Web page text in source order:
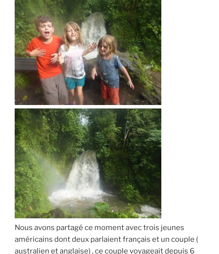
Nous avons partagé ce moment avec trois jeunes
américains dont deux parlaient français et un couple (
australien et anglaise) , ce couple voyageait depuis 6